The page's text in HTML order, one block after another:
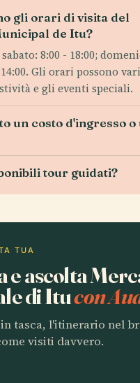
gli orari di visita del
de Itu?
8:00 - 18:00;
Gli orari possono
e gli eventi speciali.
un costo d'ingresso o
tour guidati?
TUA
e ascolta
di Itucon
tasca, l'itinerario nel
visiti davvero.